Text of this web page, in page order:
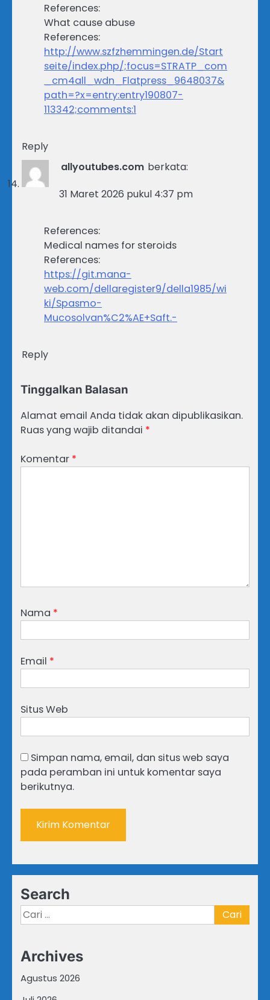
References:
What cause abuse
References:
http://www.szfzhemmingen.de/Start
seite/index.php/;focus=STRATP_com
_cm4all_wdn_Flatpress_9648037&
path=?x=entry:entry190807-
113342;comments:1
Reply
allyoutubes.com berkata:
31 Maret 2026 pukul 4:37 pm
References:
Medical names for steroids
References:
https://git.mana-
web.com/dellaregister9/della1985/wi
ki/Spasmo-
Mucosolvan%C2%AE+Saft.-
Reply
Tinggalkan Balasan
Alamat email Anda tidak akan dipublikasikan.
Ruas yang wajib ditandai *
Komentar *
Nama *
Email *
Situs Web
Simpan nama, email, dan situs web saya
pada peramban ini untuk komentar saya
berikutnya.
Search
Cari
untuk:
Archives
Agustus 2026